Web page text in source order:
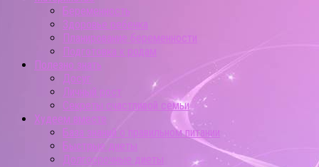
Беременность
Здоровье ребенка
Планирование беременности
Подготовка к родам
Полезно знать
Досуг
Личный рост
Секреты счастливой семьи
Худеем вместе
База знаний о правильном питании
Быстрые диеты
Долгосрочные диеты